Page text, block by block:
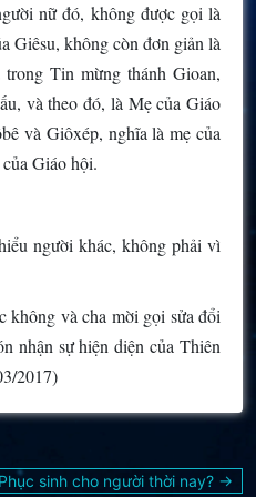
nữ đó, không được gọi là
Giêsu, không còn đơn giản là
Tin mừng thánh Gioan,
và theo đó, là Mẹ của Giáo
và Giôxép, nghĩa là mẹ của
Giáo hội.
người khác, không phải vì
không và cha mời gọi sửa đổi
nhận sự hiện diện của Thiên
2017)
sinh cho người thời nay? →